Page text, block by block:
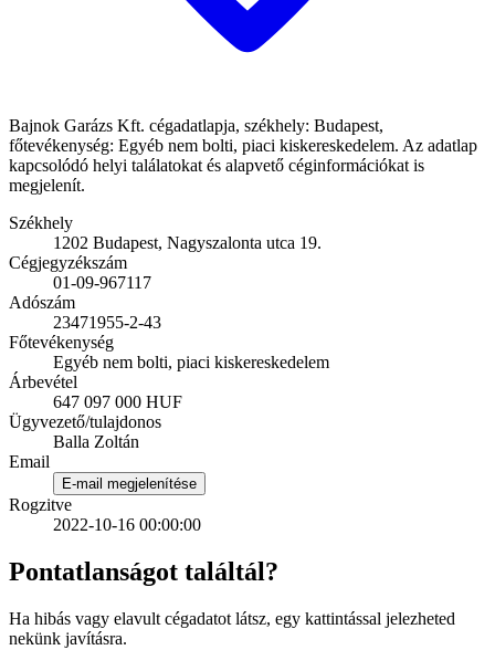
Bajnok Garázs Kft. cégadatlapja, székhely: Budapest,
főtevékenység: Egyéb nem bolti, piaci kiskereskedelem. Az adatlap
kapcsolódó helyi találatokat és alapvető céginformációkat is
megjelenít.
Székhely
1202 Budapest, Nagyszalonta utca 19.
Cégjegyzékszám
01-09-967117
Adószám
23471955-2-43
Főtevékenység
Egyéb nem bolti, piaci kiskereskedelem
Árbevétel
647 097 000 HUF
Ügyvezető/tulajdonos
Balla Zoltán
Email
E-mail megjelenítése
Rogzitve
2022-10-16 00:00:00
Pontatlanságot találtál?
Ha hibás vagy elavult cégadatot látsz, egy kattintással jelezheted
nekünk javításra.